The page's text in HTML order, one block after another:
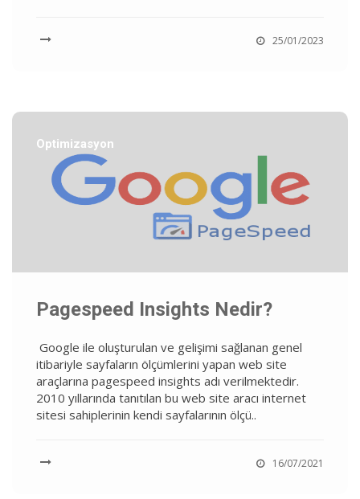
25/01/2023
Optimizasyon
Pagespeed Insights Nedir?
Google ile oluşturulan ve gelişimi sağlanan genel
itibariyle sayfaların ölçümlerini yapan web site
araçlarına pagespeed insights adı verilmektedir.
2010 yıllarında tanıtılan bu web site aracı internet
sitesi sahiplerinin kendi sayfalarının ölçü..
16/07/2021